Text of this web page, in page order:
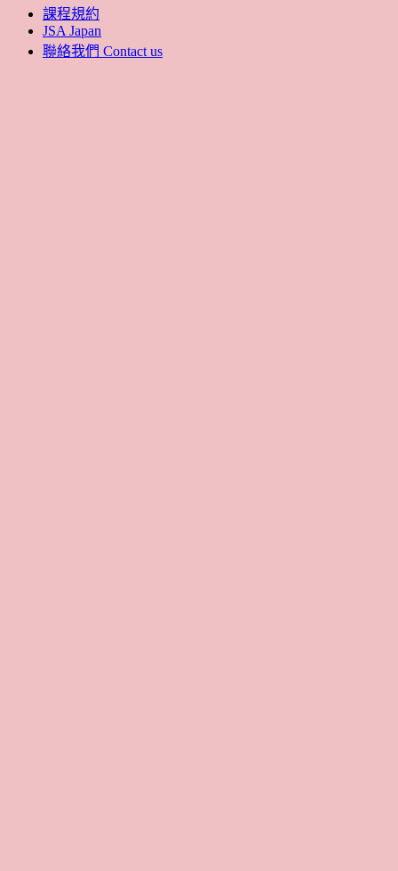
課程規約
JSA Japan
聯絡我們 Contact us